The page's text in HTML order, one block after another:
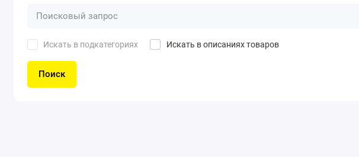
Искать в подкатегориях Искать в описаниях товаров
Поиск